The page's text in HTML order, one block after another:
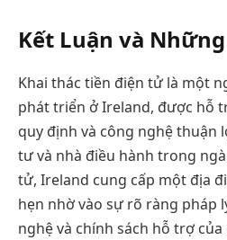
Kết Luận và
Khai thác tiền điện tử là một
phát triển ở Ireland, được hỗ
quy định và công nghệ thuận
tư và nhà điều hành trong
tử, Ireland cung cấp một địa
hẹn nhờ vào sự rõ ràng pháp
nghệ và chính sách hỗ trợ